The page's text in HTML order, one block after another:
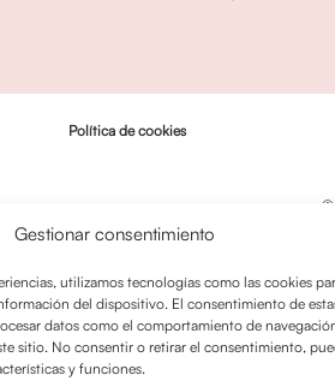
Gestionar consentimiento
utilizamos tecnologías como las cookies
del dispositivo. El consentimiento de
datos como el comportamiento de
sitio. No consentir o retirar el consentimiento,
y funciones.
Política de cookies
©